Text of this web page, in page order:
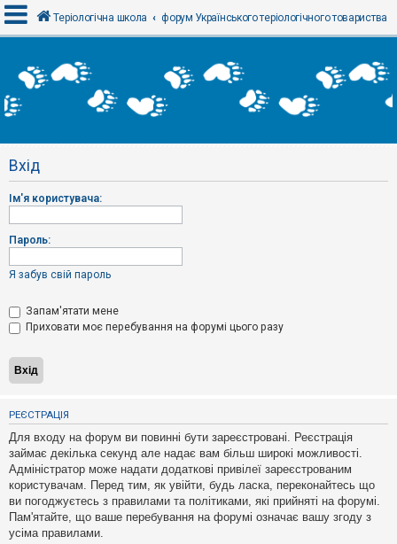
х
і
Р
є
т
р
а
і
Т
м
и
б
з
в
і
д
п
о
в
і
д
е
й
Теріологічна школа форум Українського теріологічного товариства
Вхід
Ім'я користувача:
Пароль:
Я забув свій пароль
Запам'ятати мене
Приховати моє перебування на форумі цього разу
РЕЄСТРАЦІЯ
Для входу на форум ви повинні бути зареєстровані. Реєстрація
займає декілька секунд але надає вам більш широкі можливості.
Адміністратор може надати додаткові привілеї зареєстрованим
користувачам. Перед тим, як увійти, будь ласка, переконайтесь що
ви погоджуєтесь з правилами та політиками, які прийняті на форумі.
Пам'ятайте, що ваше перебування на форумі означає вашу згоду з
усіма правилами.